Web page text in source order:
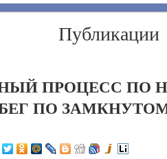
Публикации
ПРОЦЕСС ПО
ПО